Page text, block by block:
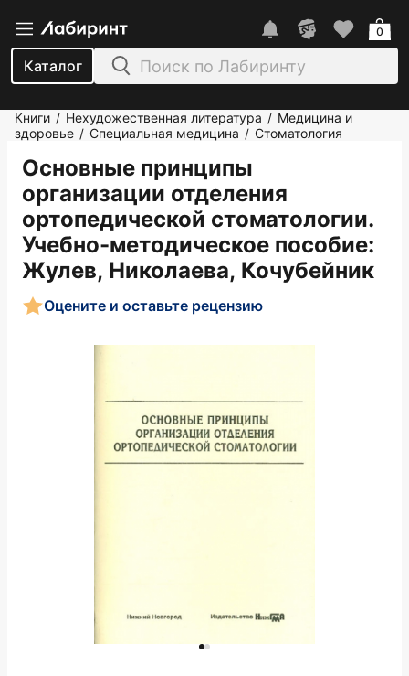
Каталог
0
Книги / Нехудожественная литература / Медицина и
здоровье / Специальная медицина / Стоматология
Основные принципы
организации отделения
ортопедической стоматологии.
Учебно-методическое пособие:
Жулев, Николаева, Кочубейник
Оцените и оставьте рецензию